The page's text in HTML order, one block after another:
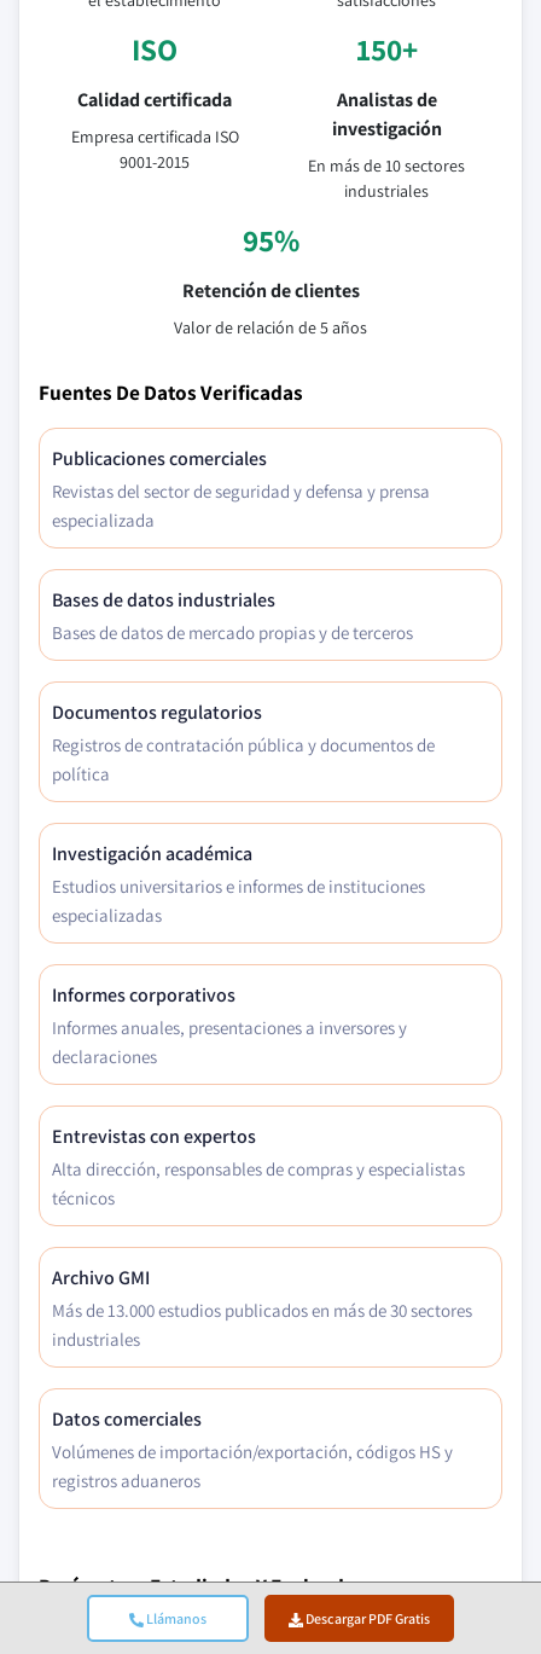
Llámanos Descargar PDF Gratis
ISO
Calidad certificada
Empresa certificada ISO
9001-2015
150+
Analistas de
investigación
En más de 10 sectores
industriales
95%
Retención de clientes
Valor de relación de 5 años
Fuentes De Datos Verificadas
Publicaciones comerciales
Revistas del sector de seguridad y defensa y prensa
especializada
Bases de datos industriales
Bases de datos de mercado propias y de terceros
Documentos regulatorios
Registros de contratación pública y documentos de
política
Investigación académica
Estudios universitarios e informes de instituciones
especializadas
Informes corporativos
Informes anuales, presentaciones a inversores y
declaraciones
Entrevistas con expertos
Alta dirección, responsables de compras y especialistas
técnicos
Archivo GMI
Más de 13.000 estudios publicados en más de 30 sectores
industriales
Datos comerciales
Volúmenes de importación/exportación, códigos HS y
registros aduaneros
Parámetros Estudiados Y Evaluados
Factores Macroeconómicos